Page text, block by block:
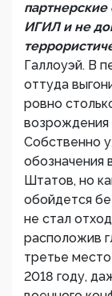
партнерские
ИГИЛ и не
Галлоуэй. В
оттуда
ровно
возрождения
Собственно
обозначения
Штатов, но
обойдется
не стал
расположив
третье
2018 году,